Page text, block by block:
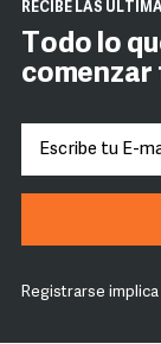
RECIBE LAS
Todo lo
comenzar
Registrarse